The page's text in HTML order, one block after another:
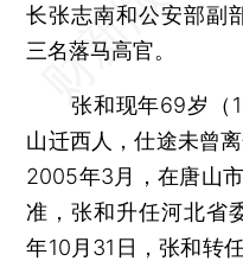
长张志南和公安部副
三名落马高官。
张和现年69岁（
山迁西人，仕途未曾
2005年3月，在唐山
准，张和升任河北省
年10月31日，张和转